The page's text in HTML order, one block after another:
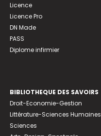
Licence
Licence Pro
DN Made
PASS
Diplome infirmier
BIBLIOTHEQUE DES SAVOIRS
Droit-Economie-Gestion
Littérature-Sciences Humaines
Sciences